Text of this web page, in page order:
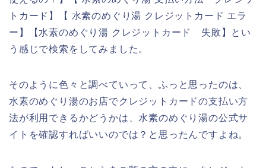
トカード】【 水素のめぐり湯 クレジットカード エラ
ー】【水素のめぐり湯 クレジットカード 失敗】とい
う感じで検索をしてみました。
そのように色々と調べていって、ふっと思ったのは、
水素のめぐり湯のお店でクレジットカードの支払い方
法が利用できるかどうかは、水素のめぐり湯の公式サ
イトを確認すればいいのでは？と思ったんですよね。